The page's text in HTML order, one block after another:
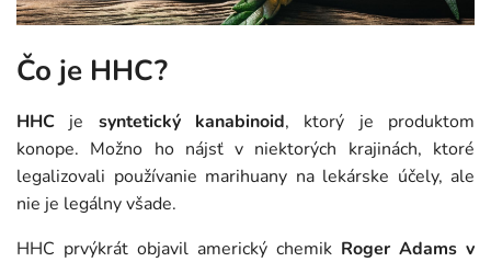
Čo je HHC?
HHC je syntetický kanabinoid, ktorý je produktom
konope. Možno ho nájsť v niektorých krajinách, ktoré
legalizovali používanie marihuany na lekárske účely, ale
nie je legálny všade.
HHC prvýkrát objavil americký chemik Roger Adams v